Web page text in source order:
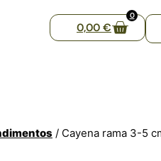
0,00 €
0
/ Cayena rama 3-5